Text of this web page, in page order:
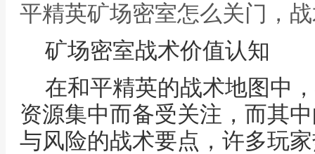
平精英矿场密室怎么关门，
矿场密室战术价值认知
在和平精英的战术地图中
资源集中而备受关注，而其
与风险的战术要点，许多玩